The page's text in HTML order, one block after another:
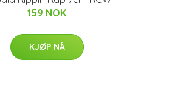
159 NOK
KJØP NÅ